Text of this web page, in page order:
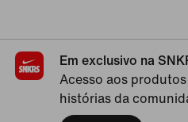
Em exclusivo na
Acesso aos
histórias da